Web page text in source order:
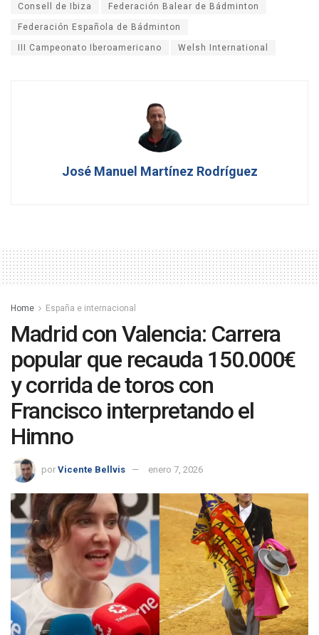
Consell de Ibiza Federación Balear de Bádminton
Federación Española de Bádminton
III Campeonato Iberoamericano Welsh International
José Manuel Martínez Rodríguez
Home España e internacional
Madrid con Valencia: Carrera
popular que recauda 150.000€
y corrida de toros con
Francisco interpretando el
Himno
por Vicente Bellvis enero 7, 2026